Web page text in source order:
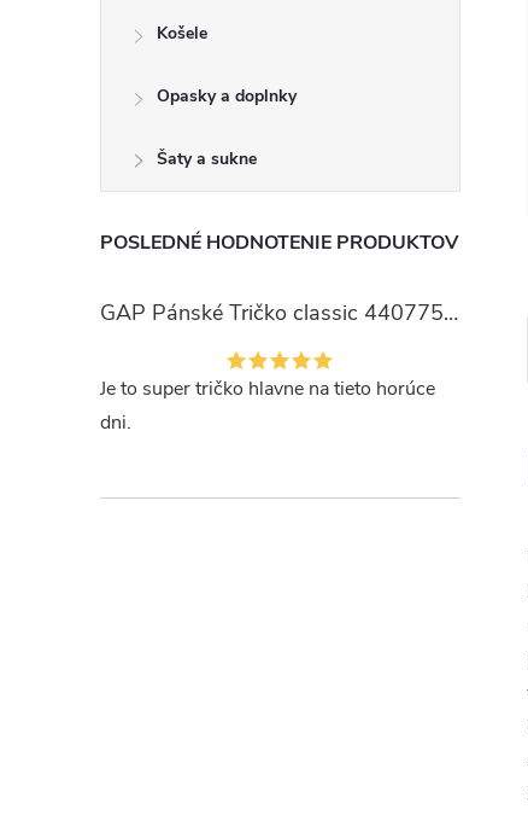
Košele
Opasky a doplnky
Šaty a sukne
POSLEDNÉ HODNOTENIE PRODUKTOV
GAP Pánské Tričko classic 440775-00
Je to super tričko hlavne na tieto horúce
dni.